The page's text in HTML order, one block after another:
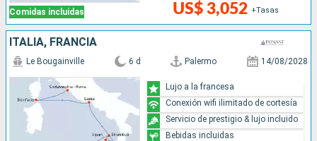
Comidas incluidas US$ 3,052 +Tasas
ITALIA, FRANCIA
Le Bougainville 6 d Palermo 14/08/2028
Lujo a la francesa
Conexión wifi ilimitado de cortesía
Servicio de prestigio & lujo incluido
Bebidas incluidas